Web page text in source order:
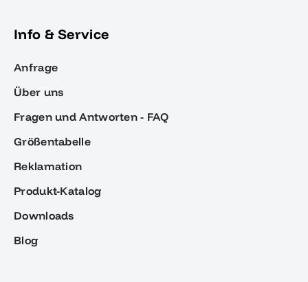
Info & Service
Anfrage
Über uns
Fragen und Antworten - FAQ
Größentabelle
Reklamation
Produkt-Katalog
Downloads
Blog